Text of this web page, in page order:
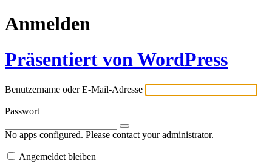
Anmelden
Präsentiert von WordPress
Benutzername oder E-Mail-Adresse
Passwort
No apps configured. Please contact your administrator.
Angemeldet bleiben